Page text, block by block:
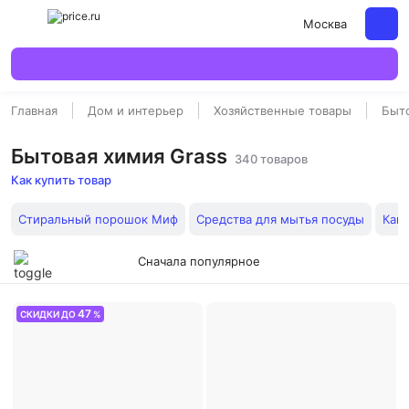
Москва
Главная Дом и интерьер Хозяйственные товары
Бытовая химия Grass 340 товаров
Как купить товар
Стиральный порошок Миф Средства для мытья посуды
Сначала популярное
СКИДКИ ДО47 %